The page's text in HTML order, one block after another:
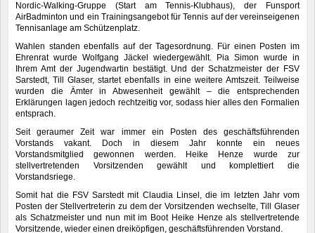
Nordic-Walking-Gruppe (Start am Tennis-Klubhaus), der Funsport
AirBadminton und ein Trainingsangebot für Tennis auf der vereinseigenen
Tennisanlage am Schützenplatz.
Wahlen standen ebenfalls auf der Tagesordnung. Für einen Posten im
Ehrenrat wurde Wolfgang Jäckel wiedergewählt. Pia Simon wurde in
Ihrem Amt der Jugendwartin bestätigt. Und der Schatzmeister der FSV
Sarstedt, Till Glaser, startet ebenfalls in eine weitere Amtszeit. Teilweise
wurden die Ämter in Abwesenheit gewählt – die entsprechenden
Erklärungen lagen jedoch rechtzeitig vor, sodass hier alles den Formalien
entsprach.
Seit geraumer Zeit war immer ein Posten des geschäftsführenden
Vorstands vakant. Doch in diesem Jahr konnte ein neues
Vorstandsmitglied gewonnen werden. Heike Henze wurde zur
stellvertretenden Vorsitzenden gewählt und komplettiert die
Vorstandsriege.
Somit hat die FSV Sarstedt mit Claudia Linsel, die im letzten Jahr vom
Posten der Stellvertreterin zu dem der Vorsitzenden wechselte, Till Glaser
als Schatzmeister und nun mit im Boot Heike Henze als stellvertretende
Vorsitzende, wieder einen dreiköpfigen, geschäftsführenden Vorstand.